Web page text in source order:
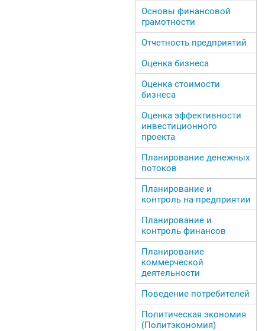
Основы финансовой
грамотности
Отчетность предприятий
Оценка бизнеса
Оценка стоимости
бизнеса
Оценка эффективности
инвестиционного
проекта
Планирование денежных
потоков
Планирование и
контроль на предприятии
Планирование и
контроль финансов
Планирование
коммерческой
деятельности
Поведение потребителей
Политическая экономия
(Политэкономия)